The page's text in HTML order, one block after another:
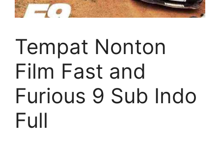
Tempat Nonton
Film Fast and
Furious 9 Sub Indo
Full